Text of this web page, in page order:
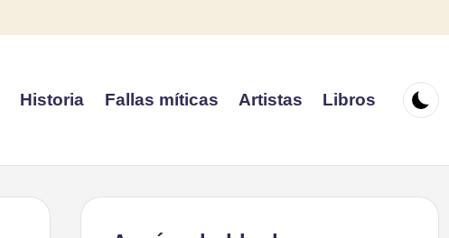
Historia Fallas míticas Artistas Libros